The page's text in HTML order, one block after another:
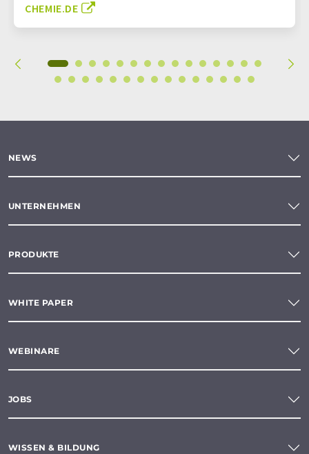
CHEMIE.DE
NEWS
UNTERNEHMEN
PRODUKTE
WHITE PAPER
WEBINARE
JOBS
WISSEN & BILDUNG